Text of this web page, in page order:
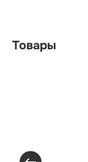
Товары